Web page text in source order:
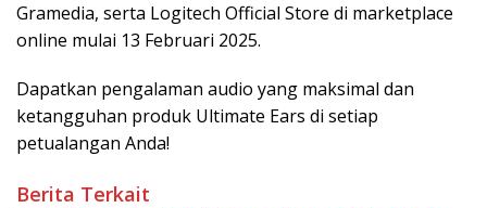
Gramedia, serta Logitech Official Store di marketplace
online mulai 13 Februari 2025.
Dapatkan pengalaman audio yang maksimal dan
ketangguhan produk Ultimate Ears di setiap
petualangan Anda!
Berita Terkait